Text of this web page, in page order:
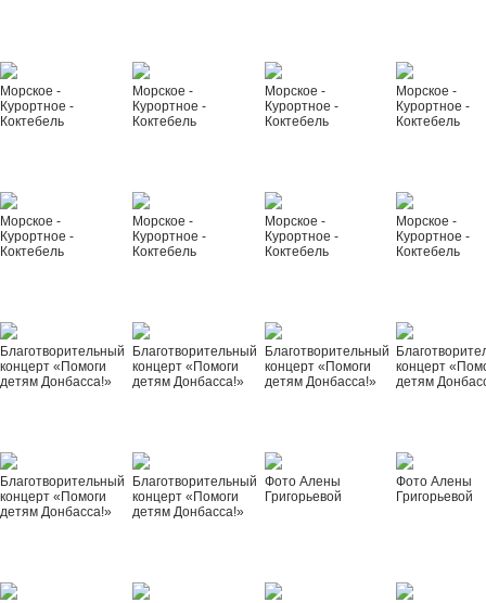
Морское -
Курортное -
Коктебель
Морское -
Курортное -
Коктебель
Морское -
Курортное -
Коктебель
Морское -
Курортное -
Коктебель
Морское -
Курортное -
Коктебель
Морское -
Курортное -
Коктебель
Морское -
Курортное -
Коктебель
Морское -
Курортное -
Коктебель
Благотворительный
концерт «Помоги
детям Донбасса!»
Благотворительный
концерт «Помоги
детям Донбасса!»
Благотворительный
концерт «Помоги
детям Донбасса!»
концерт
детям
Благотворительный
концерт «Помоги
детям Донбасса!»
Благотворительный
концерт «Помоги
детям Донбасса!»
Фото Алены
Григорьевой
Фото Алены
Григорьевой